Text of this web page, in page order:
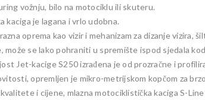
vožnju, bilo na motociklu ili skuteru.
kaciga je lagana i vrlo udobna.
oprema kao vizir i mehanizam za dizanje vizira,
može se lako pohraniti u spremište ispod sjedala
Jet-kacige S250 izrađena je od prozračne i
opremljen je mikro-metrijskom kopčom za
i cijene, mlazna motociklistička kaciga S-